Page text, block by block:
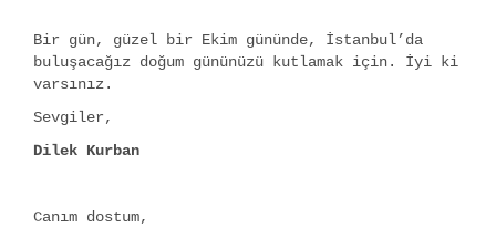
Bir gün, güzel bir Ekim gününde, İstanbul’da
buluşacağız doğum gününüzü kutlamak için. İyi ki
varsınız.
Sevgiler,
Dilek Kurban
Canım dostum,